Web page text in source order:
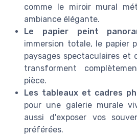
comme le miroir mural
ambiance élégante.
Le papier peint
immersion totale, le papier
paysages spectaculaires et
transforment
pièce.
Les tableaux et cadres
pour une galerie murale
aussi d'exposer vos
préférées.